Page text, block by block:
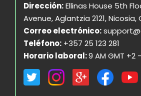
Dirección:Ellinas House 5th
Avenue, Aglantzia 2121, Nicosia,
Correo electrónico:
Teléfono: +357 25 123 281
Horario laboral:9 AM GMT +2